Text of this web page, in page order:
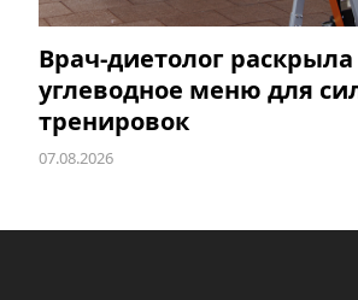
Врач-диетолог
углеводное меню для
тренировок
07.08.2026